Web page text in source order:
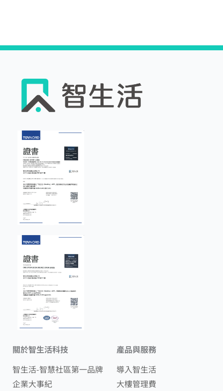
關於智生活科技
智生活-智慧社區第一品牌
企業大事紀
產品與服務
導入智生活
大樓管理費